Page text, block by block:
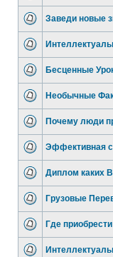
Заведи новые
Бесценные
Необычные
Почему люди
Эффективная
Диплом каких
Грузовые
Где